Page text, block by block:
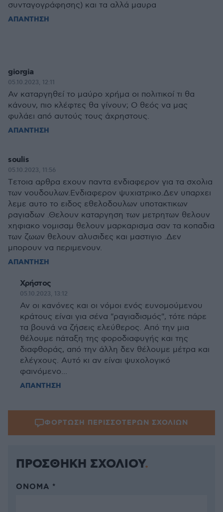
συνταγογράφησης) και τα αλλά μαυρα
ΑΠΑΝΤΗΣΗ
giorgia
05.10.2023, 12:11
Αν καταργηθεί το μαύρο χρήμα οι πολιτικοί τι θα
κάνουν, πιο κλέφτες θα γίνουν; Ο θεός να μας
φυλάει από αυτούς τους άχρηστους.
ΑΠΑΝΤΗΣΗ
soulis
05.10.2023, 11:56
Tετοια αρθρα εχουν παντα ενδιαφερον για τα σχολια
των νουδουλων.Ενδιαφερον ψυχιατρικο.Δεν υπαρχει
λεμε αυτο το ειδος εθελοδουλων υποτακτικων
ραγιαδων .Θελουν καταργηση των μετρητων θελουν
χηφιακο νομισαμ θελουν μαρκαρισμα σαν τα κοπαδια
των ζωων θελουν αλυσιδες και μαστιγιο .Δεν
μπορουν να περιμενουν.
ΑΠΑΝΤΗΣΗ
Χρήστος
05.10.2023, 13:12
Αν οι κανόνες και οι νόμοι ενός ευνομούμενου
κράτους είναι για σένα "ραγιαδισμός", τότε πάρε
τα βουνά να ζήσεις ελεύθερος. Από την μια
θέλουμε πάταξη της φοροδιαφυγής και της
διαφθοράς, από την άλλη δεν θέλουμε μέτρα και
ελέγχους. Αυτό κι αν είναι ψυχολογικό
φαινόμενο...
ΑΠΑΝΤΗΣΗ
ΦΟΡΤΩΣΗ ΠΕΡΙΣΣΟΤΕΡΩΝ ΣΧΟΛΙΩΝ
ΠΡΟΣΘΗΚΗ ΣΧΟΛΙΟΥ
ΌΝΟΜΑ *